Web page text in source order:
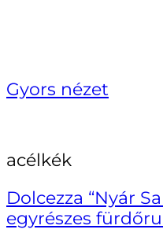
Gyors nézet
acélkék
Dolcezza “Nyár
egyrészes